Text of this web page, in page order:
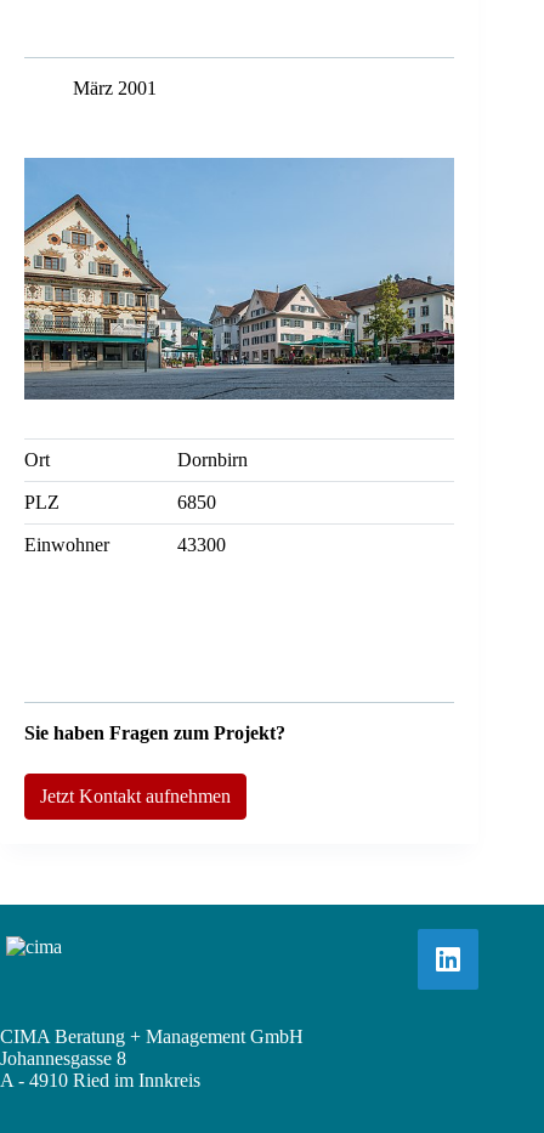
März 2001
Ort Dornbirn
PLZ 6850
Einwohner 43300
Sie haben Fragen zum Projekt?
Jetzt Kontakt aufnehmen
CIMA Beratung + Management GmbH
Johannesgasse 8
A - 4910 Ried im Innkreis